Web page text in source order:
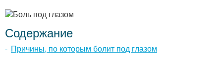
Содержание
Причины, по которым болит под глазом